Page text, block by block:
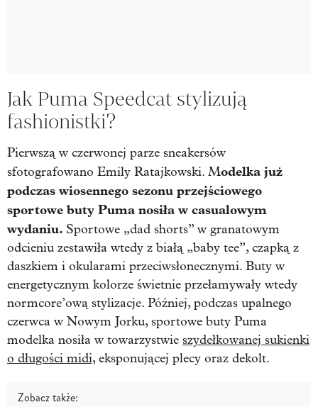
Jak Puma Speedcat stylizują
fashionistki?
Pierwszą w czerwonej parze sneakersów
sfotografowano Emily Ratajkowski. Modelka już
podczas wiosennego sezonu przejściowego
sportowe buty Puma nosiła w casualowym
wydaniu. Sportowe „dad shorts” w granatowym
odcieniu zestawiła wtedy z białą „baby tee”, czapką z
daszkiem i okularami przeciwsłonecznymi. Buty w
energetycznym kolorze świetnie przełamywały wtedy
normcore’ową stylizacje. Później, podczas upalnego
czerwca w Nowym Jorku, sportowe buty Puma
modelka nosiła w towarzystwie szydełkowanej sukienki
o długości midi,eksponującej plecy oraz dekolt.
Zobacz także: